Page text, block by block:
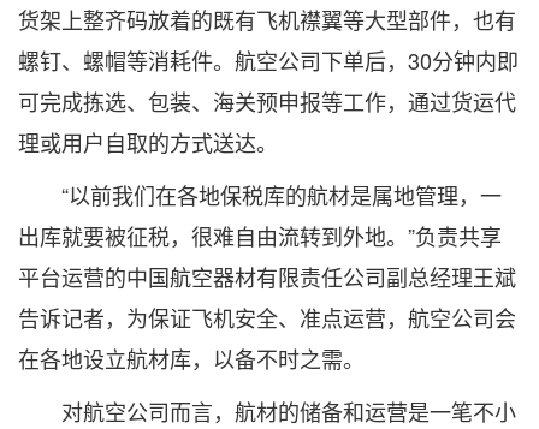
货架上整齐码放着的既有飞机襟翼等大型部件，也有
螺钉、螺帽等消耗件。航空公司下单后，30分钟内即
可完成拣选、包装、海关预申报等工作，通过货运代
理或用户自取的方式送达。
“以前我们在各地保税库的航材是属地管理，一
出库就要被征税，很难自由流转到外地。”负责共享
平台运营的中国航空器材有限责任公司副总经理王斌
告诉记者，为保证飞机安全、准点运营，航空公司会
在各地设立航材库，以备不时之需。
对航空公司而言，航材的储备和运营是一笔不小